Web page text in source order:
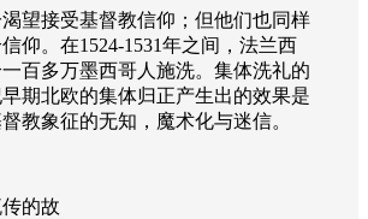
望接受基督教信仰；但他们也同样
仰。在1524-1531年之间，法兰西
百多万墨西哥人施洗。集体洗礼的
期北欧的集体归正产生出的效果是
教象征的无知，魔术化与迷信。
的故